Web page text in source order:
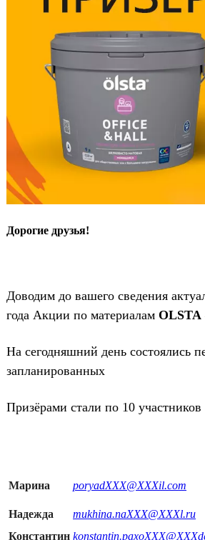
Дорогие друзья!
Доводим до вашего сведения
года Акции по материалам OLSTA
На сегодняшний день
запланированных
Призёрами стали по 10
Марина poryadXXX@XXXil.com
Надежда
mukhina.naXXX@XXXl.ru
Константин